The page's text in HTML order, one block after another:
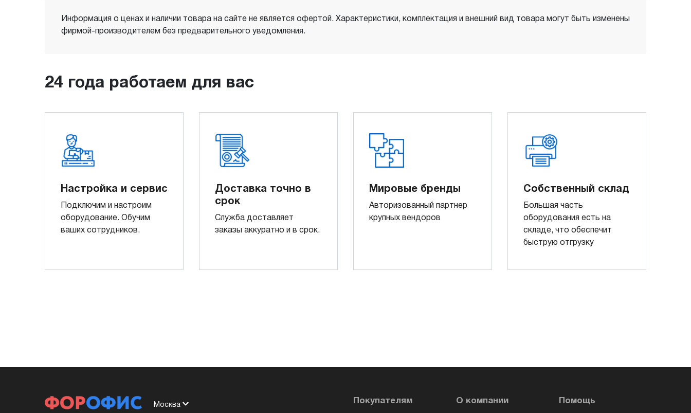
Информация о ценах и наличии товара на сайте не является офертой. Характеристики, комплектация и внешний вид товара могут быть изменены
фирмой-производителем без предварительного уведомления.
24 года работаем для вас
Настройка и сервис
Подключим и настроим
оборудование. Обучим
ваших сотрудников.
Доставка точно в
срок
Служба доставляет
заказы аккуратно и в срок.
Мировые бренды
Авторизованный партнер
крупных вендоров
Собственный склад
Большая часть
оборудования есть на
складе, что обеспечит
быструю отгрузку
Москва
Покупателям О компании Помощь